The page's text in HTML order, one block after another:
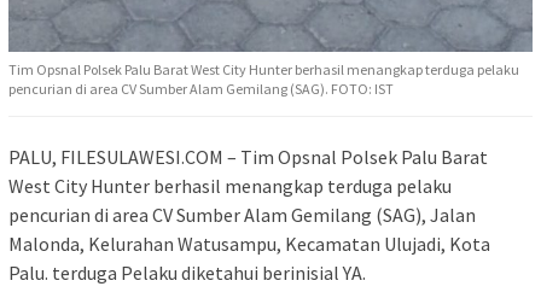
Tim Opsnal Polsek Palu Barat West City Hunter berhasil menangkap terduga pelaku
pencurian di area CV Sumber Alam Gemilang (SAG). FOTO: IST
PALU, FILESULAWESI.COM – Tim Opsnal Polsek Palu Barat
West City Hunter berhasil menangkap terduga pelaku
pencurian di area CV Sumber Alam Gemilang (SAG), Jalan
Malonda, Kelurahan Watusampu, Kecamatan Ulujadi, Kota
Palu. terduga Pelaku diketahui berinisial YA.